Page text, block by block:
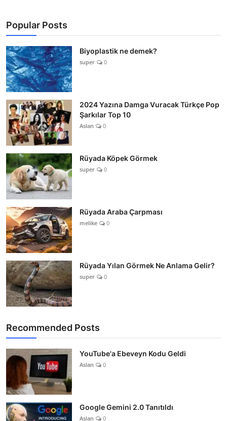
Popular Posts
Biyoplastik ne demek?
super 0
2024 Yazına Damga Vuracak Türkçe Pop
Şarkılar Top 10
Aslan 0
Rüyada Köpek Görmek
super 0
Rüyada Araba Çarpması
melike 0
Rüyada Yılan Görmek Ne Anlama Gelir?
super 0
Recommended Posts
YouTube'a Ebeveyn Kodu Geldi
Aslan 0
Google Gemini 2.0 Tanıtıldı
Aslan 0